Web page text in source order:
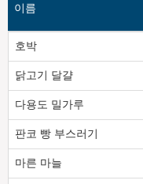
이름
호박
닭고기 달걀
다용도 밀가루
판코 빵 부스러기
마른 마늘